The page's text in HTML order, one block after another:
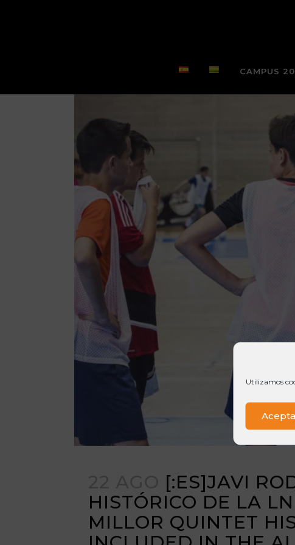
Utilizamos
CAMPUS
[:ES]JAVI
HISTÓRICO DE LA
MILLOR QUINTET